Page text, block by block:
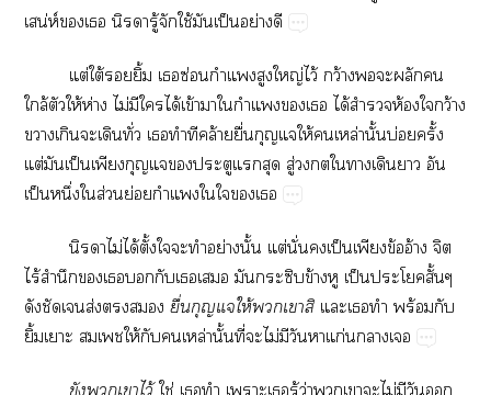
น่ห์​​​​ู้​​ใช้​​ป็​ย่​
ต่​ใต้​​ิ้​​ซ่​​​ญ่​ไว้​ว้​​​​​
ล้​​ให้​ห่​ไม่​​​ได้​ข้​​​​​​ได้​​ห้​​ว้​
​​​​ั่​​​​ล้​ื่​​ให้​​ล่​ั้​บ่​ั้​
ต่​​ป็​​​​​​​ู่​​​​​​​
ป็​ึ่​​ส่​ย่​​​​​
​ไม่​ได้​ั้​​​​ย่​ั้​ต่​ั่​​ป็​​ข้​อ้​​
ไร้​ำ​​​​​​​​​ข้​​ป็​​ั้​
​​ส่​​ื่​​ให้​​​ ​​​ร้​​
ิ้​​​ให้​​​ล่​ั้​ี่​​ไม่​​​​ก่​​